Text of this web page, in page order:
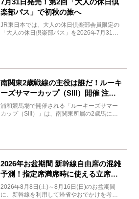
7月31日発売！第2回「大人の休日倶
楽部パス」で初秋の旅へ
JR東日本では、大人の休日倶楽部会員限定の
「大人の休日倶楽部パス」を2026年7月31日
南関東2歳戦線の主役は誰だ！ルーキ
ーズサマーカップ（SIII）開催 注目
馬と見どころをチェック
浦和競馬場で開催される「ルーキーズサマー
カップ（SIII）」は、南関東所属の2歳馬によ
2026年お盆期間 新幹線自由席の混雑
予測！指定席満席時に使える立席特
急券も解説
2026年8月8日(土)～8月16日(日)のお盆期間
に、新幹線を利用して帰省やおでかけを考え